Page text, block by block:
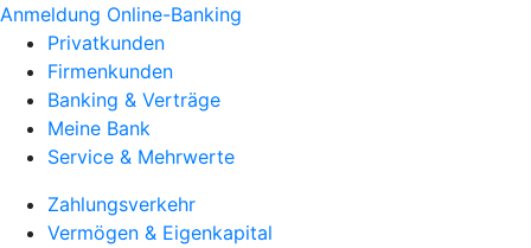
Anmeldung Online-Banking
Privatkunden
Firmenkunden
Banking & Verträge
Meine Bank
Service & Mehrwerte
Zahlungsverkehr
Vermögen & Eigenkapital